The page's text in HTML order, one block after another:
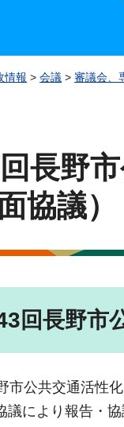
情報 > 会議 > 審議会、
長野
協議）
回長野市
市公共交通活性
議により報告・